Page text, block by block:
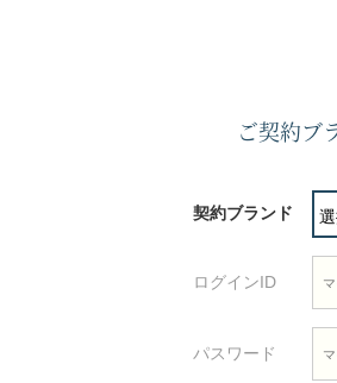
ご契約ブ
契約ブランド
ログインID
パスワード